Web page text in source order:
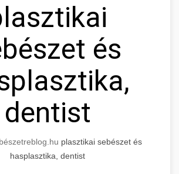
és
dentist
reblog.hu plasztikai sebészet és
hasplasztika, dentist